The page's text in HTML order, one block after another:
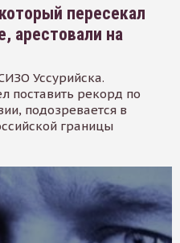
пересекал
арестовали на
Уссурийска.
поставить рекорд по
подозревается в
границы